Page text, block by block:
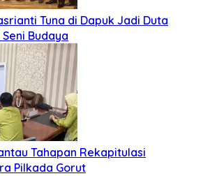
Tuna di Dapuk Jadi Duta
Budaya
Tahapan Rekapitulasi
Pilkada Gorut